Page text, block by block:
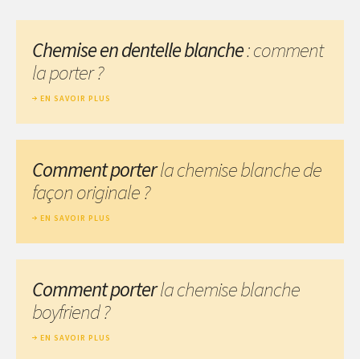
Chemise en dentelle blanche: comment
la porter ?
EN SAVOIR PLUS
Comment porterla chemise blanche de
façon originale ?
EN SAVOIR PLUS
Comment porterla chemise blanche
boyfriend ?
EN SAVOIR PLUS